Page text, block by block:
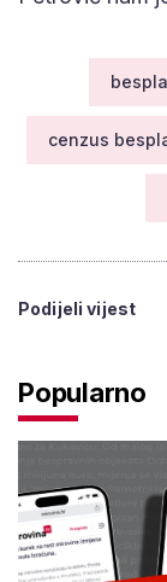
cenzus
Podijeli vijest
Popularno